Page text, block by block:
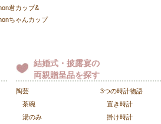
君カップ&
ちゃんカップ
結婚式・披露宴の
両親贈呈品を探す
陶芸
茶碗
湯のみ
3つの時計物語
置き時計
掛け時計